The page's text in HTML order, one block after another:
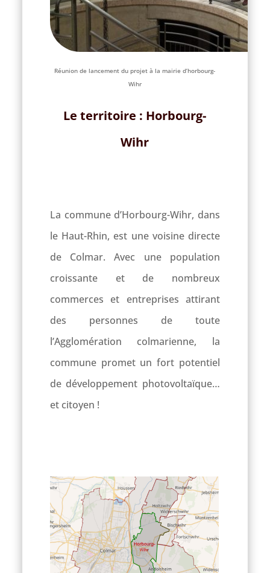
Réunion de lancement du projet à la mairie d’horbourg-
Wihr
Le territoire : Horbourg-
Wihr
La commune d’Horbourg-Wihr, dans
le Haut-Rhin, est une voisine directe
de Colmar. Avec une population
croissante et de nombreux
commerces et entreprises attirant
des personnes de toute
l’Agglomération colmarienne, la
commune promet un fort potentiel
de développement photovoltaïque…
et citoyen !